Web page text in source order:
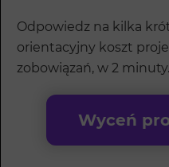
Odpowiedz na kilka
orientacyjny koszt
zobowiązań, w 2 minuty.
Wyceń